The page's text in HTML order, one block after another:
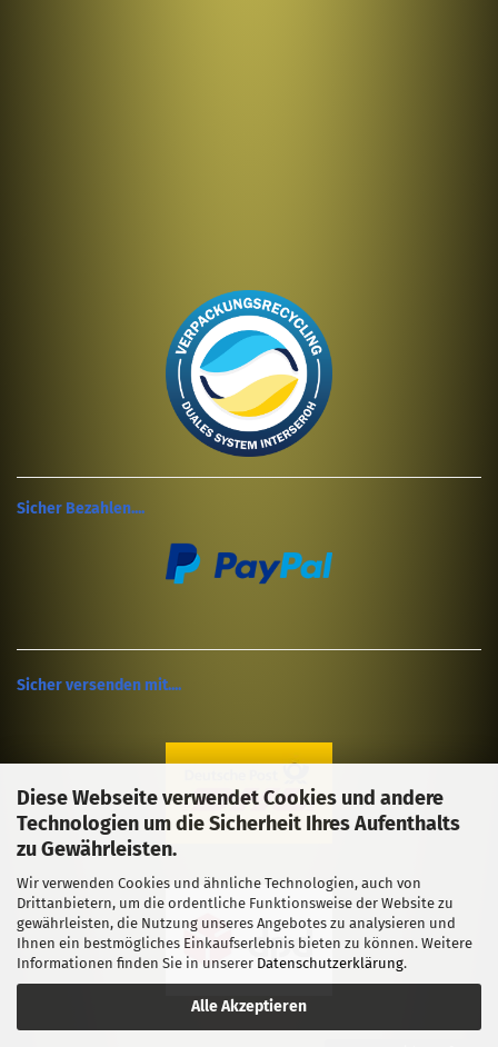
Diese Webseite verwendet Cookies und andere
Technologien um die Sicherheit Ihres Aufenthalts
zu Gewährleisten.
Wir verwenden Cookies und ähnliche Technologien, auch von
Drittanbietern, um die ordentliche Funktionsweise der Website zu
gewährleisten, die Nutzung unseres Angebotes zu analysieren und
Ihnen ein bestmögliches Einkaufserlebnis bieten zu können. Weitere
Informationen finden Sie in unserer Datenschutzerklärung.
Alle Akzeptieren
Sicher Bezahlen....
Sicher versenden mit....